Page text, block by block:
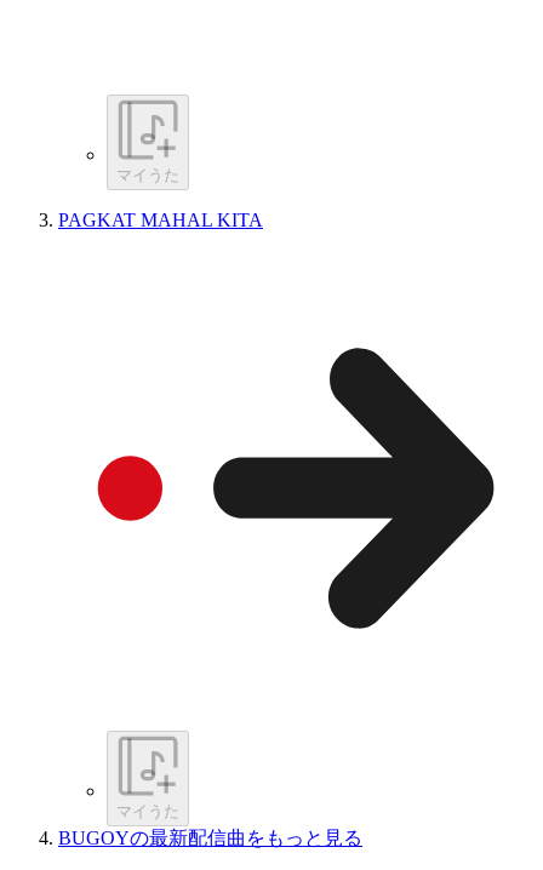
マイうた
PAGKAT MAHAL KITA
マイうた
BUGOYの最新配信曲をもっと見る